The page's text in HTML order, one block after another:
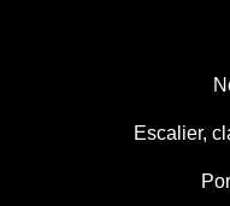
Escalier,